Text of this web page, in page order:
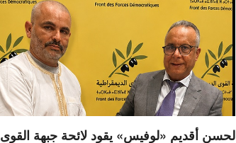
لحسن أقديم «لوفيس» يقود لائحة جبهة القوى